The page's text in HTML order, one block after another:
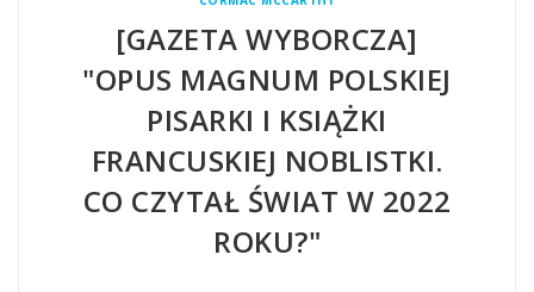
[GAZETA WYBORCZA]
"OPUS MAGNUM POLSKIEJ
PISARKI I KSIĄŻKI
FRANCUSKIEJ NOBLISTKI.
CO CZYTAŁ ŚWIAT W 2022
ROKU?"